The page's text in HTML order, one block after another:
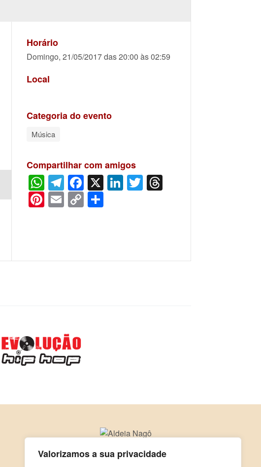
Valorizamos a sua privacidade
Horário
Domingo, 21/05/2017 das 20:00 às 02:59
Local
Categoria do evento
Música
Compartilhar com amigos
WhatsApp
Telegram
Facebook
X LinkedIn
Twitter
Pinterest
Email
Copy
Link